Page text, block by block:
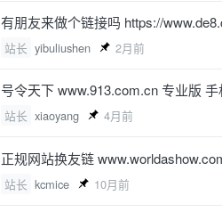
有朋友来做个链接吗 https://
站长 yibuliushen 2月前
号令天下 www.913.com.cn 专业版 手
站长 xiaoyang 4月前
正规网站换友链
站长 kcmice 10月前